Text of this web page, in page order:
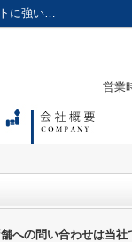
文京区の歯科一覧ページ｜アクセス株式会社｜東中野、中野坂上の賃貸マンションやアパートに強い不動産会社
営業
の問い合わせは当社